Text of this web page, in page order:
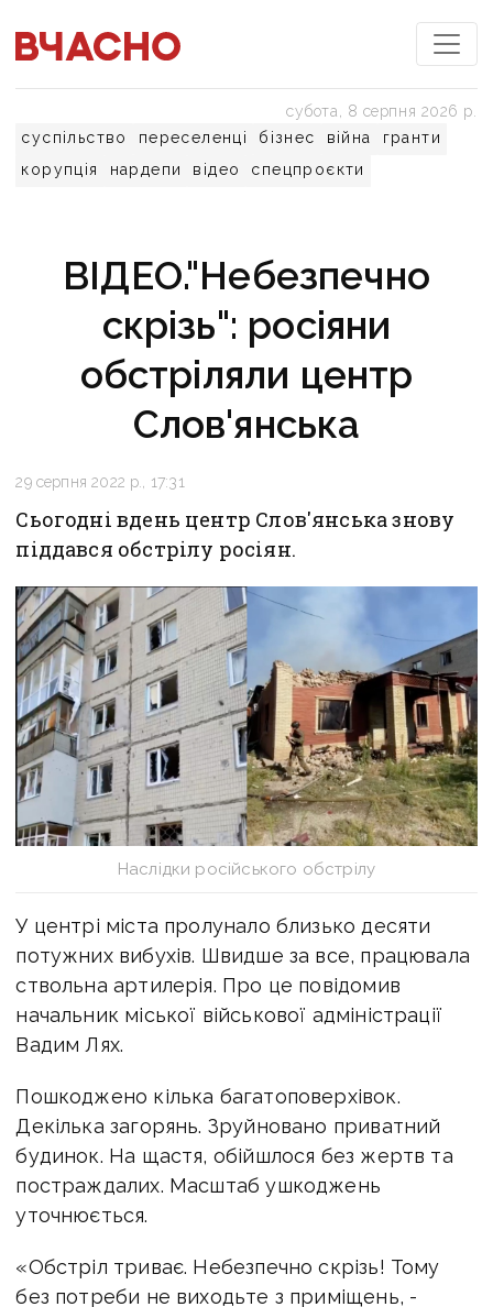
суспільство переселенці бізнес війна
гранти
корупція
нардепи відео спецпроєкти
субота, 8 серпня 2026 р.
ВІДЕО."Небезпечно
скрізь": росіяни
обстріляли центр
Слов'янська
29 серпня 2022 р., 17:31
Сьогодні вдень центр Слов'янська знову
піддався обстрілу росіян.
Наслідки російського обстрілу
У центрі міста пролунало близько десяти
потужних вибухів. Швидше за все, працювала
ствольна артилерія. Про це повідомив
начальник міської військової адміністрації
Вадим Лях.
Пошкоджено кілька багатоповерхівок.
Декілька загорянь. Зруйновано приватний
будинок. На щастя, обійшлося без жертв та
постраждалих. Масштаб ушкоджень
уточнюється.
«Обстріл триває. Небезпечно скрізь! Тому
без потреби не виходьте з приміщень, -